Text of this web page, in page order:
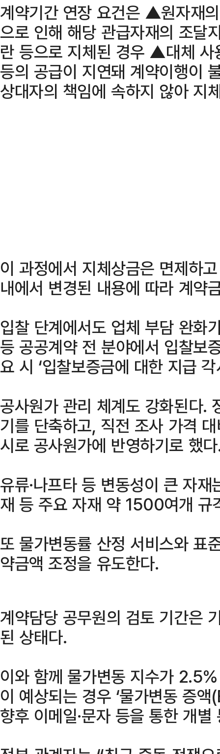
계약기간 연장 요건은 ▲원자재
으로 인해 해당 관급자재의 조달
란 등으로 지체된 경우 ▲대체 사
등의 공급이 지연돼 계약이행이
상대자의 책임에 속하지 않아 지
이 과정에서 지체상금은 면제하
내에서 변경된 내용에 따라 계약
입찰 단계에서도 업체 부담 완화
등 공공계약 전 분야에서 입찰보
요 시 ‘입찰보증금에 대한 지급
공사원가 관리 체계도 강화된다.
기를 단축하고, 직전 조사 가격
시로 공사원가에 반영하기로 했
유류·나프타 등 변동성이 큰 자
재 등 주요 자재 약 1500여개 규
또 물가변동률 산정 서비스와 표
약금액 조정을 유도한다.
계약담당 공무원의 검토 기간은
된 상태다.
이와 함께 물가변동 지수가
이 예상되는 경우 ‘물가변동 증
향후 이메일·문자 등을 통한 개